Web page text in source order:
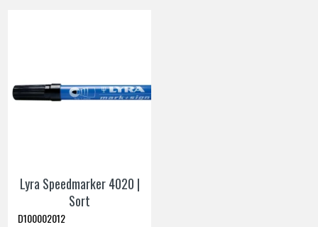
Lyra Speedmarker 4020 |
Sort
D100002012